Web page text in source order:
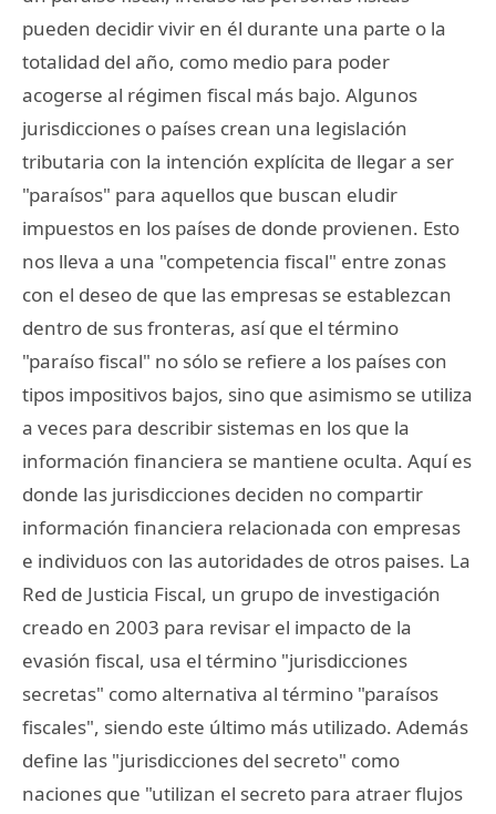
pueden decidir vivir en él durante una parte o la
totalidad del año, como medio para poder
acogerse al régimen fiscal más bajo. Algunos
jurisdicciones o países crean una legislación
tributaria con la intención explícita de llegar a ser
"paraísos" para aquellos que buscan eludir
impuestos en los países de donde provienen. Esto
nos lleva a una "competencia fiscal" entre zonas
con el deseo de que las empresas se establezcan
dentro de sus fronteras, así que el término
"paraíso fiscal" no sólo se refiere a los países con
tipos impositivos bajos, sino que asimismo se utiliza
a veces para describir sistemas en los que la
información financiera se mantiene oculta. Aquí es
donde las jurisdicciones deciden no compartir
información financiera relacionada con empresas
e individuos con las autoridades de otros paises. La
Red de Justicia Fiscal, un grupo de investigación
creado en 2003 para revisar el impacto de la
evasión fiscal, usa el término "jurisdicciones
secretas" como alternativa al término "paraísos
fiscales", siendo este último más utilizado. Además
define las "jurisdicciones del secreto" como
naciones que "utilizan el secreto para atraer flujos